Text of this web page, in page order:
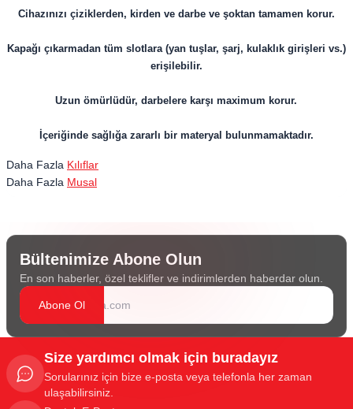
Cihazınızı çiziklerden, kirden ve darbe ve şoktan tamamen korur.
Kapağı çıkarmadan tüm slotlara (yan tuşlar, şarj, kulaklık girişleri vs.)
erişilebilir.
Uzun ömürlüdür, darbelere karşı maximum korur.
İçeriğinde sağlığa zararlı bir materyal bulunmamaktadır.
Daha Fazla Kılıflar
Daha Fazla Musal
Bültenimize Abone Olun
En son haberler, özel teklifler ve indirimlerden haberdar olun.
Abone Ol
Size yardımcı olmak için buradayız
Sorularınız için bize e-posta veya telefonla her zaman
ulaşabilirsiniz.